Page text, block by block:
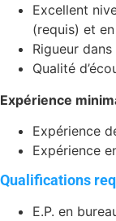
Excellent
(requis) et
Rigueur
Qualité
Expérience
Expérience
Expérience
Qualifications
E.P. en